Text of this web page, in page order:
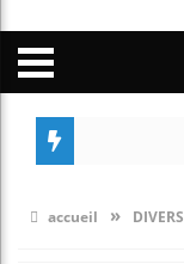
accueil » DIVERS